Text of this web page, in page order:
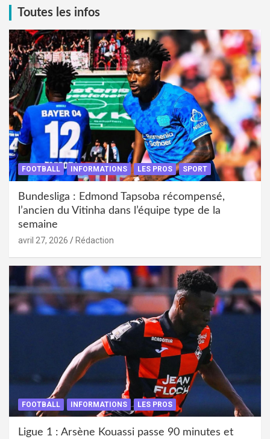
Toutes les infos
FOOTBALL INFORMATIONS LES PROS SPORT
Bundesliga : Edmond Tapsoba récompensé,
l’ancien du Vitinha dans l’équipe type de la
semaine
avril 27, 2026 Rédaction
FOOTBALL INFORMATIONS LES PROS
Ligue 1 : Arsène Kouassi passe 90 minutes et